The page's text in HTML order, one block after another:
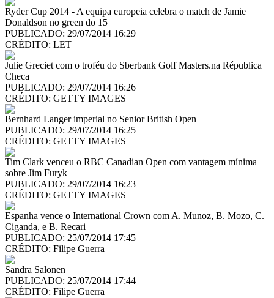
Ryder Cup 2014 - A equipa europeia celebra o match de Jamie
Donaldson no green do 15
PUBLICADO: 29/07/2014 16:29
CRÉDITO: LET
Julie Greciet com o troféu do Sberbank Golf Masters.na Républica
Checa
PUBLICADO: 29/07/2014 16:26
CRÉDITO: GETTY IMAGES
Bernhard Langer imperial no Senior British Open
PUBLICADO: 29/07/2014 16:25
CRÉDITO: GETTY IMAGES
Tim Clark venceu o RBC Canadian Open com vantagem mínima
sobre Jim Furyk
PUBLICADO: 29/07/2014 16:23
CRÉDITO: GETTY IMAGES
Espanha vence o International Crown com A. Munoz, B. Mozo, C.
Ciganda, e B. Recari
PUBLICADO: 25/07/2014 17:45
CRÉDITO: Filipe Guerra
Sandra Salonen
PUBLICADO: 25/07/2014 17:44
CRÉDITO: Filipe Guerra